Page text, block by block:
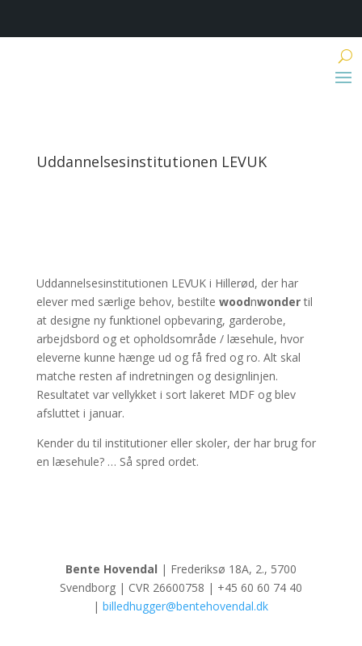
Uddannelsesinstitutionen LEVUK
Uddannelsesinstitutionen LEVUK i Hillerød, der har
elever med særlige behov, bestilte woodnwondertil
at designe ny funktionel opbevaring, garderobe,
arbejdsbord og et opholdsområde / læsehule, hvor
eleverne kunne hænge ud og få fred og ro. Alt skal
matche resten af indretningen og designlinjen.
Resultatet var vellykket i sort lakeret MDF og blev
afsluttet i januar.
Kender du til institutioner eller skoler, der har brug for
en læsehule? … Så spred ordet.
Bente Hovendal | Frederiksø 18A, 2., 5700
Svendborg | CVR 26600758 | +45 60 60 74 40
|billedhugger@bentehovendal.dk